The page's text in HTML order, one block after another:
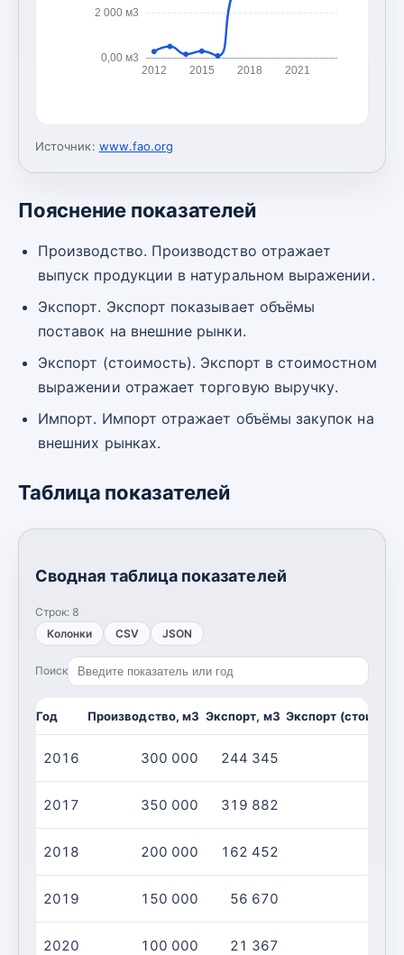
0,00 м3
2 000 м3
2012 2015 2018 2021
Источник: www.fao.org
Пояснение показателей
Производство. Производство отражает
выпуск продукции в натуральном выражении.
Экспорт. Экспорт показывает объёмы
поставок на внешние рынки.
Экспорт (стоимость). Экспорт в стоимостном
выражении отражает торговую выручку.
Импорт. Импорт отражает объёмы закупок на
внешних рынках.
Таблица показателей
Сводная таблица показателей
Строк: 8
Колонки
CSV JSON
Поиск
Год Производство, м3 Экспорт, м3 Экспорт
2016 300 000 244 345
2017 350 000 319 882
2018 200 000 162 452
2019 150 000 56 670
2020 100 000 21 367